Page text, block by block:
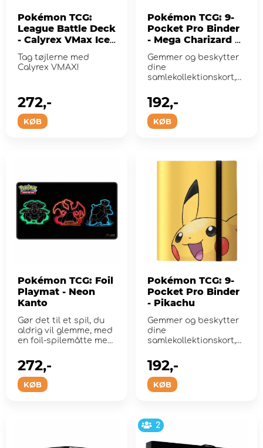
Pokémon TCG:
League Battle Deck
- Calyrex VMax Ice
Rider
Tag tøjlerne med
Calyrex VMAX!
KØB
272,-
Pokémon TCG: 9-
Pocket Pro Binder
- Mega Charizard X
& Mega Charizard Y
Gemmer og beskytter
dine
samlekollektionskort,
detaljeret kunst i fuld
far...
KØB
192,-
Pokémon TCG: Foil
Playmat - Neon
Kanto
Gør det til et spil, du
aldrig vil glemme, med
en foil-spilemåtte med
KØB
272,-
Pokémon TCG: 9-
Pocket Pro Binder
- Pikachu
Gemmer og beskytter
dine
samlekollektionskort,
detaljeret kunst i fuld
far...
KØB
192,-
2